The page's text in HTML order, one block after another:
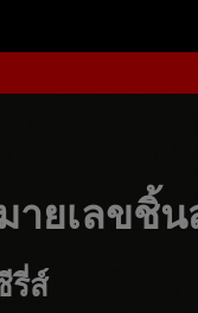
ยเลขชิ้น
รี่ส์